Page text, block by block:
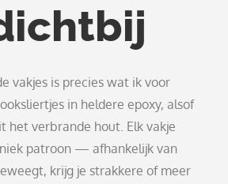
vakjes is precies wat ik voor
in heldere epoxy, alsof
het verbrande hout. Elk vakje
patroon — afhankelijk van
krijg je strakkere of meer